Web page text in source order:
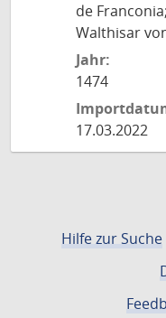
de
Walthisar
Jahr:
1474
17.03.2022
Hilfe zur Suche